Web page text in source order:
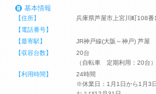
基本情報
【住所】
兵庫県芦屋市上宮川町108番
【電話番号】
【最寄駅】
JR神戸線(大阪～神戸) 芦屋
【収容台数】
20台
（自転車 定期利用：20台）
【利用時間】
24時間
※休業日：1月1日から1月3日